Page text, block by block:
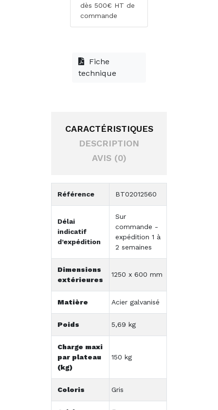
dès 500€ HT de
commande
Fiche
technique
CARACTÉRISTIQUES
DESCRIPTION
AVIS (0)
Référence BT02012560
Délai
indicatif
d’expédition
Sur
commande -
expédition 1 à
2 semaines
Dimensions
extérieures
1250 x 600 mm
Matière Acier galvanisé
Poids 5,69 kg
Charge maxi
par plateau
(kg)
150 kg
Coloris Gris